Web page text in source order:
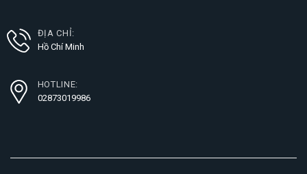
ĐỊA CHỈ:
Hồ Chí Minh
HOTLINE:
02873019986